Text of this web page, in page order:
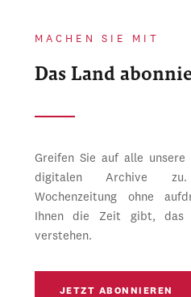
MACHEN SIE MIT
Das Land
Greifen Sie auf alle
digitalen Archive zu.
Wochenzeitung ohne
Ihnen die Zeit gibt, das
verstehen.
JETZT ABONNIEREN